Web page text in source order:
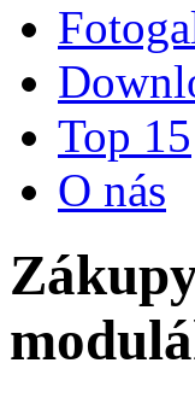
Top 15
O nás